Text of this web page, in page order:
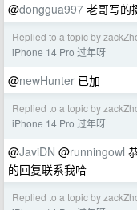
@donggua997 老哥写的
Replied to a topic by
iPhone 14 Pro 过年呀
@newHunter 已加
Replied to a topic by
iPhone 14 Pro 过年呀
@JaviDN @runningowl
的回复联系我哈
Replied to a topic by